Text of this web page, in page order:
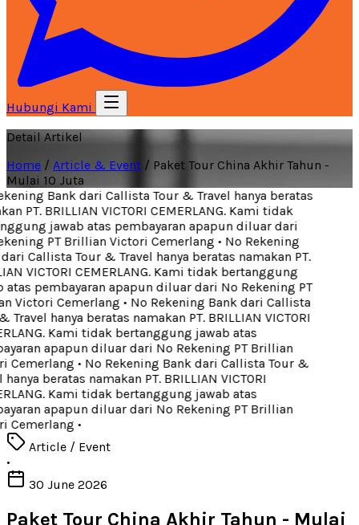
Hubungi Kami
Detail Artikel
Home / Article & Event / Paket Tour China Akhir Tahun -
Mulai 10 Juta
Bank dari Callista Tour & Travel hanya beratas
PT. BRILLIAN VICTORI CEMERLANG. Kami tidak
jawab atas pembayaran apapun diluar dari
PT Brillian Victori Cemerlang• No Rekening
Callista Tour & Travel hanya beratas namakan PT.
VICTORI CEMERLANG. Kami tidak bertanggung
pembayaran apapun diluar dari No Rekening PT
Victori Cemerlang• No Rekening Bank dari Callista
Travel hanya beratas namakan PT. BRILLIAN VICTORI
Kami tidak bertanggung jawab atas
apapun diluar dari No Rekening PT Brillian
Cemerlang• No Rekening Bank dari Callista Tour &
beratas namakan PT. BRILLIAN VICTORI
Kami tidak bertanggung jawab atas
apapun diluar dari No Rekening PT Brillian
Cemerlang•
Article / Event
•
30 June 2026
Paket Tour China Akhir Tahun - Mulai